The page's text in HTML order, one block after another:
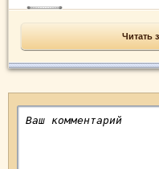
Читать